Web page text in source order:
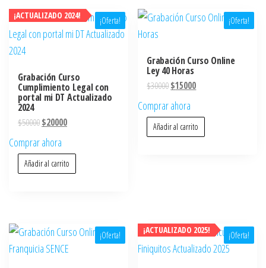
¡Oferta!
¡ACTUALIZADO 2024!
Grabación Curso
Cumplimiento Legal con
portal mi DT Actualizado
2024
$50000$20000
Comprar ahora
Añadir al carrito
¡Oferta!
Grabación Curso Online
Ley 40 Horas
$30000$15000
Comprar ahora
Añadir al carrito
¡Oferta! ¡Oferta!
¡ACTUALIZADO 2025!